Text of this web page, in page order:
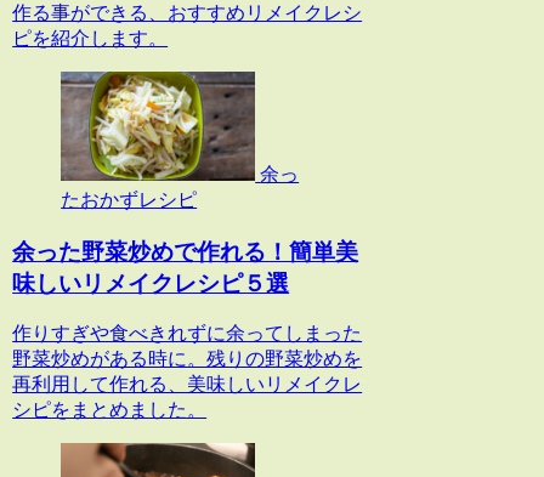
作る事ができる、おすすめリメイクレシ
ピを紹介します。
余っ
たおかずレシピ
余った野菜炒めで作れる！簡単美
味しいリメイクレシピ５選
作りすぎや食べきれずに余ってしまった
野菜炒めがある時に。残りの野菜炒めを
再利用して作れる、美味しいリメイクレ
シピをまとめました。